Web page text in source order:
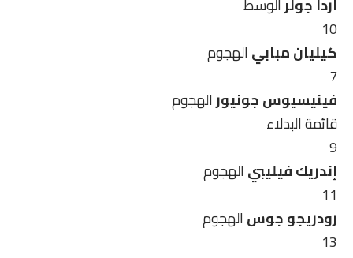
أردا جولرالوسط
10
كيليان مبابيالهجوم
7
فينيسيوس جونيورالهجوم
قائمة البدلاء
9
إندريك فيليبيالهجوم
11
رودريجو جوسالهجوم
13